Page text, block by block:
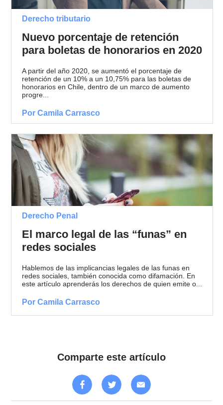
Derecho tributario
Nuevo porcentaje de retención
para boletas de honorarios en 2020
A partir del año 2020, se aumentó el porcentaje de
retención de un 10% a un 10,75% para las boletas de
honorarios en Chile, dentro de un marco de aumento
progre...
Por Camila Carrasco
Derecho Penal
El marco legal de las “funas” en
redes sociales
Hablemos de las implicancias legales de las funas en
redes sociales, también conocida como difamación. En
este artículo aprenderás los derechos de quien emite o...
Por Camila Carrasco
Comparte este artículo